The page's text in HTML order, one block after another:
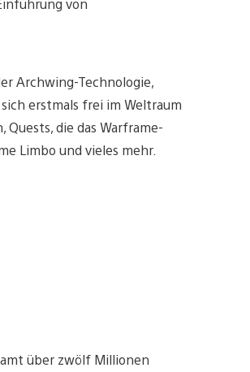
Archwing-Technologie,
erstmals frei im Weltraum
die das Warframe-
Limbo und vieles mehr.
über zwölf Millionen